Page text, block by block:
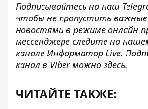
Подписывайтесь на наш
чтобы не пропустить
новостями в режиме онлайн
мессенджере следите на
канале Информатор Live.
канал в Viber можно здесь.
ЧИТАЙТЕ ТАКЖЕ: